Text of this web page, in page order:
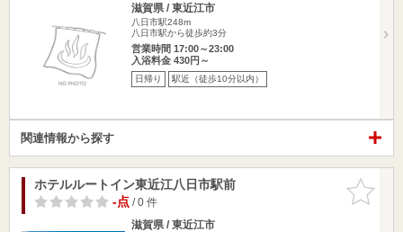
滋賀県 / 東近江市
八日市駅248m
八日市駅から徒歩約3分
営業時間 17:00～23:00
入浴料金 430円～
日帰り 駅近（徒歩10分以内）
関連情報から探す
お気に入
りに追加
ホテルルートイン東近江八日市駅前
-点/ 0 件
滋賀県 / 東近江市